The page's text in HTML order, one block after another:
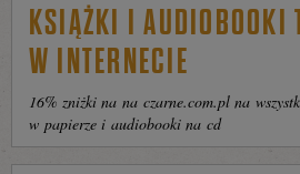
KSIĄŻKI I AUDIOBOOKI
W INTERNECIE
16% zniżki na na czarne.com.pl na
w papierze i audiobooki na cd